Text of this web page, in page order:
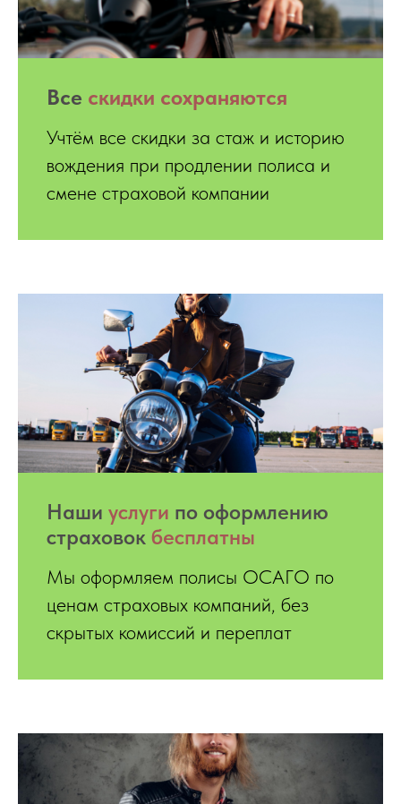
Все скидки сохраняются
Учтём все скидки за стаж и историю
вождения при продлении полиса и
смене страховой компании
Hаши услуги по оформлению
страховок бесплатны
Мы оформляем полисы ОСАГО по
ценам страховых компаний, без
скрытых комиссий и переплат